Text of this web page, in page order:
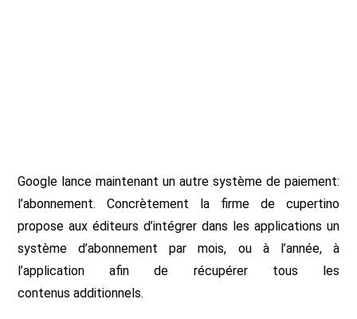
Google lance maintenant un autre système de paiement:
l’abonnement. Concrètement la firme de cupertino
propose aux éditeurs d’intégrer dans les applications un
système d’abonnement par mois, ou à l’année, à
l’application afin de récupérer tous les
contenus additionnels.